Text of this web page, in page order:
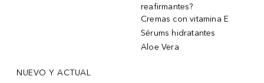
reafirmantes?
Cremas con vitamina E
Sérums hidratantes
Aloe Vera
NUEVO Y ACTUAL